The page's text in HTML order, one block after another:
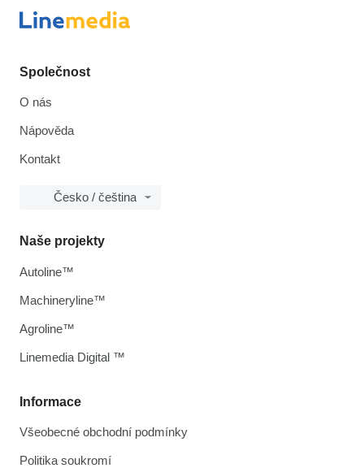
Společnost
O nás
Nápověda
Kontakt
Česko / čeština
Informace
Všeobecné obchodní podmínky
Politika soukromí
Naše projekty
Autoline™
Machineryline™
Agroline™
Linemedia Digital ™